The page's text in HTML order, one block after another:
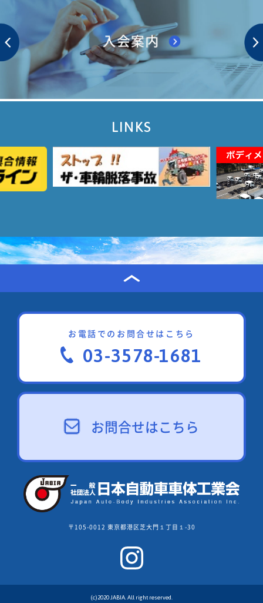
LINKS
お電話でのお問合せはこちら
03-3578-1681
お問合せはこちら
〒105-0012 東京都港区芝大門１丁目１-30
(c)2020 JABIA. All right reserved.